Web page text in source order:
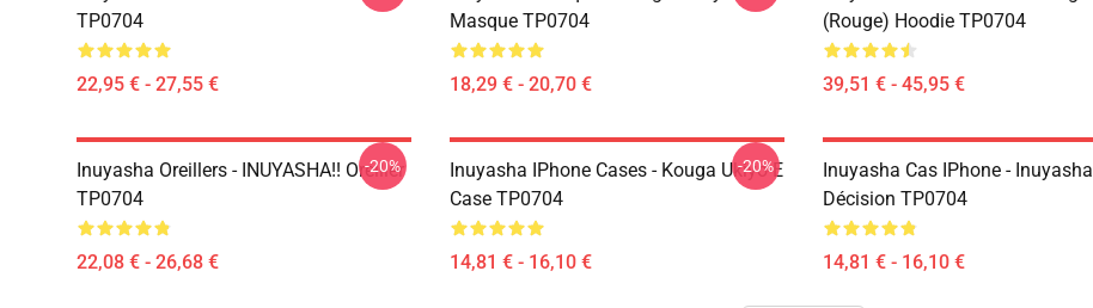
TP0704
22,95 € - 27,55 €
Masque TP0704
18,29 € - 20,70 €
(rouge) Hoodie TP0704
39,51 € - 45,95 €
Inuyasha Oreillers - INUYASHA!! Oreiller
TP0704
22,08 € - 26,68 €
-20%
Inuyasha IPhone Cases - Kouga Ukiyo-E
Case TP0704
14,81 € - 16,10 €
-20%
Inuyasha Cas IPhone - Inuyasha
Décision TP0704
14,81 € - 16,10 €